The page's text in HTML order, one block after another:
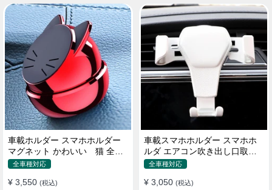
車載ホルダー スマホホルダー
マグネット かわいい 猫 全機
種 片手操作
全車種対応
¥ 3,550 (税込)
車載スマホホルダー スマホホ
ルダ エアコン吹き出し口取り
付け 全機種 可愛い アニメ
全車種対応
¥ 3,050 (税込)